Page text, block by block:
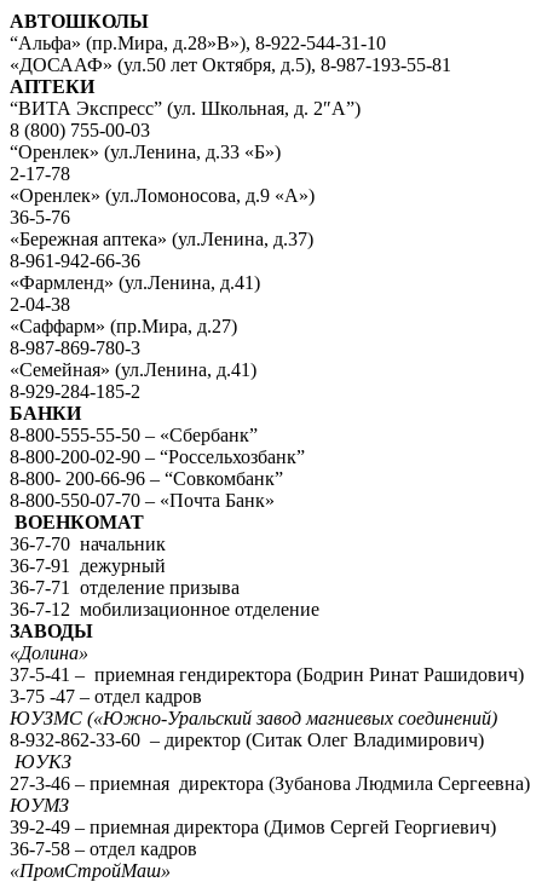
АВТОШКОЛЫ
“Альфа» (пр.Мира, д.28»В»), 8-922-544-31-10
«ДОСААФ» (ул.50 лет Октября, д.5), 8-987-193-55-81
АПТЕКИ
“ВИТА Экспресс” (ул. Школьная, д. 2″А”)
8 (800) 755-00-03
“Оренлек» (ул.Ленина, д.33 «Б»)
2-17-78
«Оренлек» (ул.Ломоносова, д.9 «А»)
36-5-76
«Бережная аптека» (ул.Ленина, д.37)
8-961-942-66-36
«Фармленд» (ул.Ленина, д.41)
2-04-38
«Саффарм» (пр.Мира, д.27)
8-987-869-780-3
«Семейная» (ул.Ленина, д.41)
8-929-284-185-2
БАНКИ
8-800-555-55-50 – «Сбербанк”
8-800-200-02-90 – “Россельхозбанк”
8-800- 200-66-96 – “Совкомбанк”
8-800-550-07-70 – «Почта Банк»
ВОЕНКОМАТ
36-7-70 начальник
36-7-91 дежурный
36-7-71 отделение призыва
36-7-12 мобилизационное отделение
ЗАВОДЫ
«Долина»
37-5-41 – приемная гендиректора (Бодрин Ринат Рашидович)
3-75 -47 – отдел кадров
ЮУЗМС («Южно-Уральский завод магниевых соединений)
8-932-862-33-60 – директор (Ситак Олег Владимирович)
ЮУКЗ
27-3-46 – приемная директора (Зубанова Людмила Сергеевна)
ЮУМЗ
39-2-49 – приемная директора (Димов Сергей Георгиевич)
36-7-58 – отдел кадров
«ПромСтройМаш»